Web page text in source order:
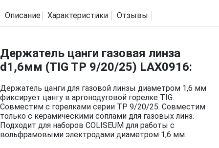
Описание Характеристики Отзывы
Держатель цанги газовая линза
d1,6мм (TIG TP 9/20/25) LAX0916:
Держатель цанги для газовой линзы диаметром 1,6 мм
фиксирует цангу в аргонодуговой горелке TIG.
Совместим с горелками серии TP 9/20/25. Совместим
только с керамическими соплами для газовых линз.
Подходит для наборов COLISEUM для работы с
вольфрамовыми электродами диаметром 1,6 мм.